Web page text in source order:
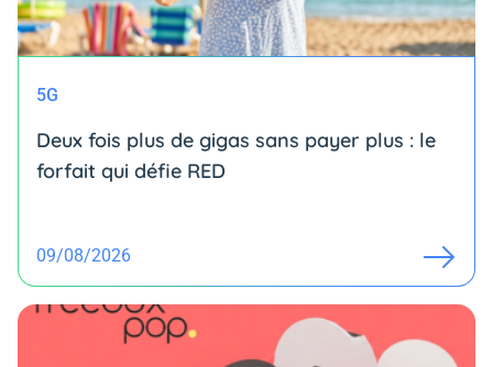
5G
Deux fois plus de gigas sans payer plus : le
forfait qui défie RED
09/08/2026